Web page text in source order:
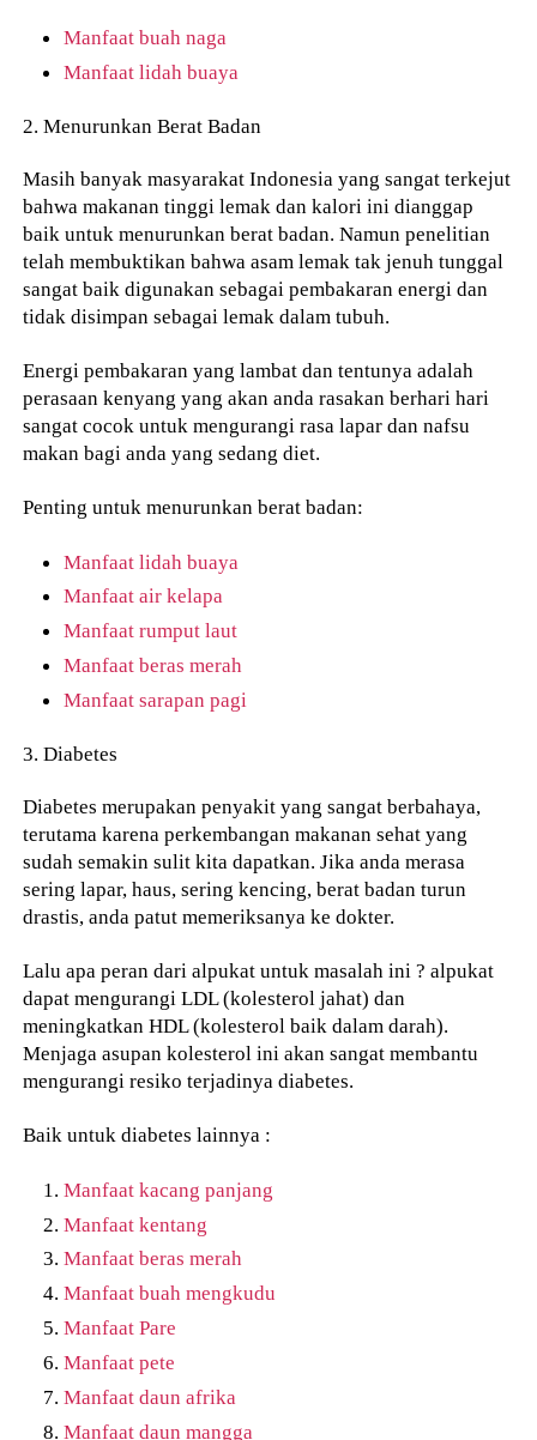
Manfaat buah naga
Manfaat lidah buaya
2. Menurunkan Berat Badan
Masih banyak masyarakat Indonesia yang sangat terkejut
bahwa makanan tinggi lemak dan kalori ini dianggap
baik untuk menurunkan berat badan. Namun penelitian
telah membuktikan bahwa asam lemak tak jenuh tunggal
sangat baik digunakan sebagai pembakaran energi dan
tidak disimpan sebagai lemak dalam tubuh.
Energi pembakaran yang lambat dan tentunya adalah
perasaan kenyang yang akan anda rasakan berhari hari
sangat cocok untuk mengurangi rasa lapar dan nafsu
makan bagi anda yang sedang diet.
Penting untuk menurunkan berat badan:
Manfaat lidah buaya
Manfaat air kelapa
Manfaat rumput laut
Manfaat beras merah
Manfaat sarapan pagi
3. Diabetes
Diabetes merupakan penyakit yang sangat berbahaya,
terutama karena perkembangan makanan sehat yang
sudah semakin sulit kita dapatkan. Jika anda merasa
sering lapar, haus, sering kencing, berat badan turun
drastis, anda patut memeriksanya ke dokter.
Lalu apa peran dari alpukat untuk masalah ini ? alpukat
dapat mengurangi LDL (kolesterol jahat) dan
meningkatkan HDL (kolesterol baik dalam darah).
Menjaga asupan kolesterol ini akan sangat membantu
mengurangi resiko terjadinya diabetes.
Baik untuk diabetes lainnya :
Manfaat kacang panjang
Manfaat kentang
Manfaat beras merah
Manfaat buah mengkudu
Manfaat Pare
Manfaat pete
Manfaat daun afrika
Manfaat daun mangga